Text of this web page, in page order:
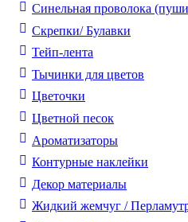
Синельная проволока
Скрепки/ Булавки
Тейп-лента
Тычинки для цветов
Цветочки
Цветной песок
Ароматизаторы
Контурные наклейки
Декор материалы
Жидкий жемчуг /